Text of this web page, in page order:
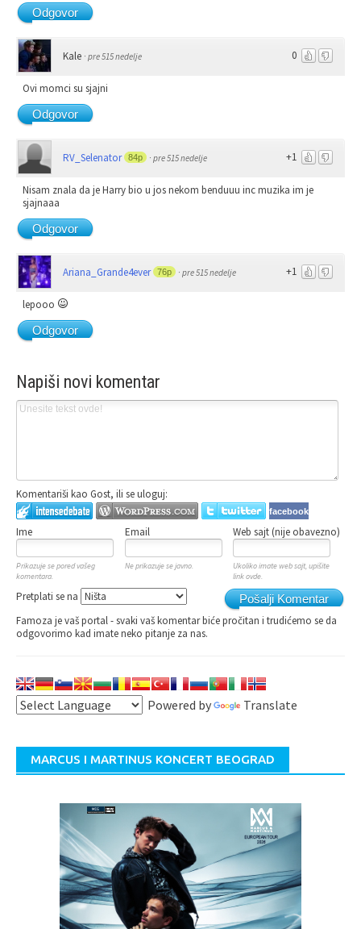
Odgovor
0
Kale · pre 515 nedelje
Ovi momci su sjajni
Odgovor
+1
RV_Selenator 84p · pre 515 nedelje
Nisam znala da je Harry bio u jos nekom benduuu inc muzika im je
sjajnaaa
Odgovor
+1
Ariana_Grande4ever 76p · pre 515 nedelje
lepooo
Odgovor
Napiši novi komentar
Komentariši kao Gost, ili se uloguj:
facebook
Ime Email Web sajt (nije obavezno)
Prikazuje se pored vašeg
komentara.
Ne prikazuje se javno.
Ukoliko imate web sajt, upišite
link ovde.
Pošalji Komentar
Pretplati se na
Famoza je vaš portal - svaki vaš komentar biće pročitan i trudićemo se da
odgovorimo kad imate neko pitanje za nas.
Powered by Translate
MARCUS I MARTINUS KONCERT BEOGRAD